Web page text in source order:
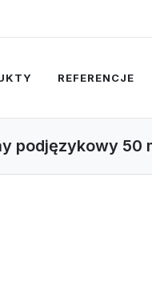
REFERENCJE
podjęzykowy 50